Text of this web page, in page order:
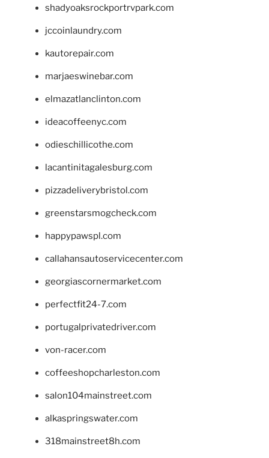
shadyoaksrockportrvpark.com
jccoinlaundry.com
kautorepair.com
marjaeswinebar.com
elmazatlanclinton.com
ideacoffeenyc.com
odieschillicothe.com
lacantinitagalesburg.com
pizzadeliverybristol.com
greenstarsmogcheck.com
happypawspl.com
callahansautoservicecenter.com
georgiascornermarket.com
perfectfit24-7.com
portugalprivatedriver.com
von-racer.com
coffeeshopcharleston.com
salon104mainstreet.com
alkaspringswater.com
318mainstreet8h.com